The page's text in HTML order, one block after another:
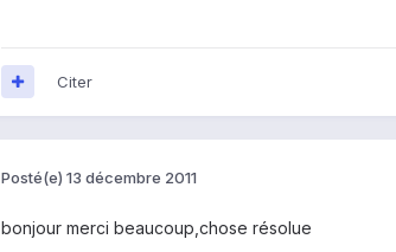
Citer
Posté(e) 13 décembre 2011
bonjour merci beaucoup,chose résolue